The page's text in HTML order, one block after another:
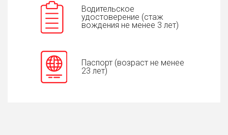
Водительское
удостоверение (стаж
вождения не менее 3 лет)
Паспорт (возраст не менее
23 лет)